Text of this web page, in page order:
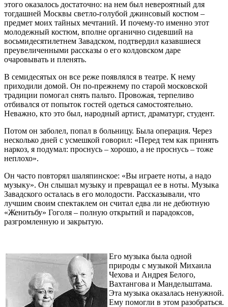
этого оказалось достаточно: на нем был невероятный для
тогдашней Москвы светло-голубой джинсовый костюм –
предмет моих тайных мечтаний. И почему-то именно этот
молодежный костюм, вполне органично сидевший на
восьмидесятилетнем Завадском, подтвердил казавшиеся
преувеличенными рассказы о его колдовском даре
очаровывать и пленять.
В семидесятых он все реже появлялся в театре. К нему
приходили домой. Он по-прежнему по старой московской
традиции помогал снять пальто. Провожая, терпеливо
отбивался от попыток гостей одеться самостоятельно.
Неважно, кто это был, народный артист, драматург, студент.
Потом он заболел, попал в больницу. Была операция. Через
несколько дней с усмешкой говорил: «Перед тем как принять
наркоз, я подумал: проснусь – хорошо, а не проснусь – тоже
неплохо».
Он часто повторял шаляпинское: «Вы играете ноты, а надо
музыку». Он слышал музыку и превращал ее в ноты. Музыка
Завадского осталась в его молодости. Рассказывали, что
лучшим своим спектаклем он считал едва ли не дебютную
«Женитьбу» Гоголя – полную открытий и парадоксов,
разгромленную и закрытую.
Его музыка была одной
природы с музыкой Михаила
Чехова и Андрея Белого,
Вахтангова и Мандельштама.
Эта музыка оказалась ненужной.
Ему помогли в этом разобраться.